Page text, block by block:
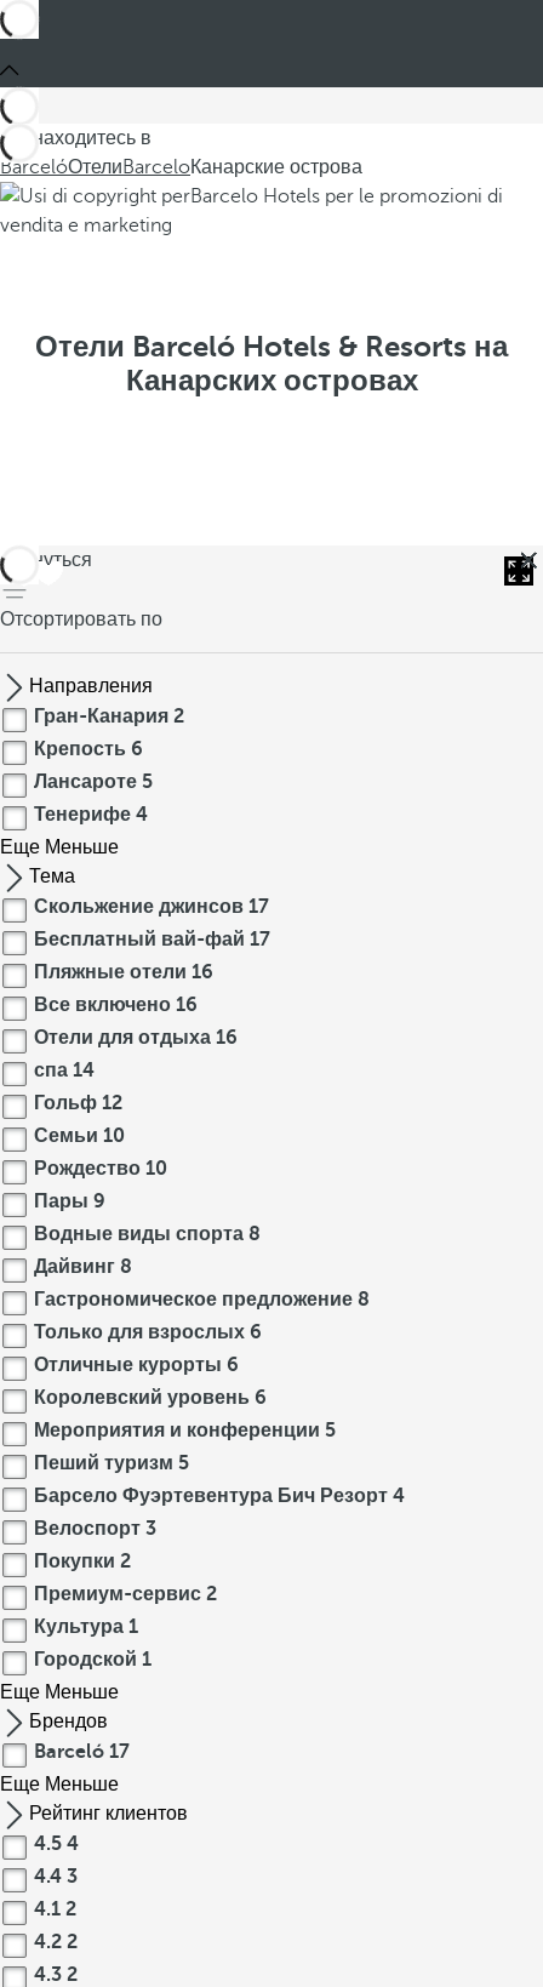
Вы находитесь в
BarcelóОтелиBarceloКанарские острова
Отели Barceló Hotels & Resorts на
Канарских островах
вернуться
Отсортировать по
Направления
Гран-Канария 2
Крепость 6
Лансароте 5
Тенерифе 4
Еще Меньше
Тема
Скольжение джинсов 17
Бесплатный вай-фай 17
Пляжные отели 16
Все включено 16
Отели для отдыха 16
спа 14
Гольф 12
Семьи 10
Рождество 10
Пары 9
Водные виды спорта 8
Дайвинг 8
Гастрономическое предложение 8
Только для взрослых 6
Отличные курорты 6
Королевский уровень 6
Мероприятия и конференции 5
Пеший туризм 5
Барсело Фуэртевентура Бич Резорт 4
Велоспорт 3
Покупки 2
Премиум-сервис 2
Культура 1
Городской 1
Еще Меньше
Брендов
Barceló 17
Еще Меньше
Рейтинг клиентов
4.5 4
4.4 3
4.1 2
4.2 2
4.3 2